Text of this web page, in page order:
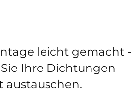
leicht gemacht -
Ihre Dichtungen
austauschen.